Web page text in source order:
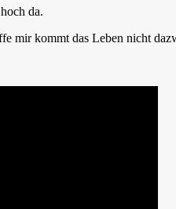
da.
mir kommt das Leben nicht